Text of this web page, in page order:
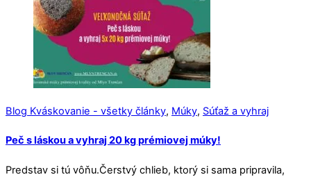
Blog Kváskovanie - všetky články, Múky, Súťaž a vyhraj
Peč s láskou a vyhraj 20 kg prémiovej múky!
Predstav si tú vôňu.Čerstvý chlieb, ktorý si sama pripravila,